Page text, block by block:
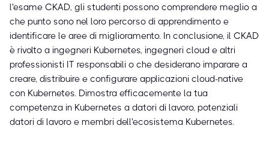
l'esame CKAD, gli studenti possono comprendere meglio a
che punto sono nel loro percorso di apprendimento e
identificare le aree di miglioramento. In conclusione, il CKAD
è rivolto a ingegneri Kubernetes, ingegneri cloud e altri
professionisti IT responsabili o che desiderano imparare a
creare, distribuire e configurare applicazioni cloud-native
con Kubernetes. Dimostra efficacemente la tua
competenza in Kubernetes a datori di lavoro, potenziali
datori di lavoro e membri dell'ecosistema Kubernetes.